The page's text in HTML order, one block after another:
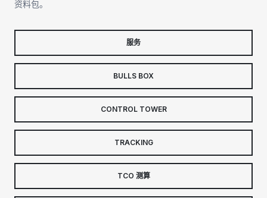
资料包。
服务
BULLS BOX
CONTROL TOWER
TRACKING
TCO 测算